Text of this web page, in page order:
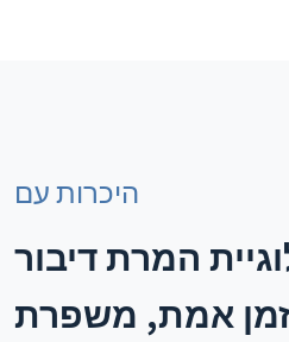
היכרות עם
המרת דיבור
אמת, משפרת